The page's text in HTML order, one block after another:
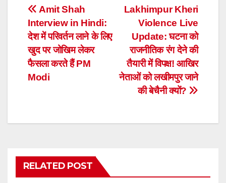
Post
navigation
Lakhimpur Kheri
Violence Live
Update: घटना को
राजनीतिक रंग देने की
तैयारी में विपक्ष! आखिर
नेताओं को लखीमपुर जाने
की बेचैनी क्‍यों?
Amit Shah
Interview in Hindi:
देश में परिवर्तन लाने के लिए
खुद पर जोखिम लेकर
फैसला करते हैं PM
Modi
RELATED POST